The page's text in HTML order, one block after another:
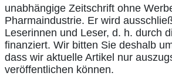
unabhängige Zeitschrift ohne
Pharmaindustrie. Er wird
Leserinnen und Leser, d. h. durch
finanziert. Wir bitten Sie deshalb
dass wir aktuelle Artikel nur
veröffentlichen können.